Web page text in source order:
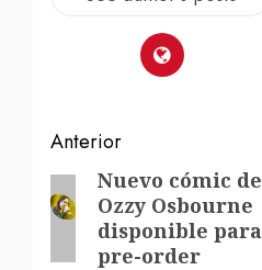
Navegación
de
entradas
Anterior
Entrada
anterior:
Nuevo cómic de
Ozzy Osbourne
disponible para
pre-order